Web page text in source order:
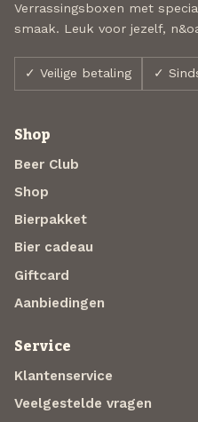
Verrassingsboxen met
smaak. Leuk voor jezelf,
✓ Veilige betaling ✓
Shop
Beer Club
Shop
Bierpakket
Bier cadeau
Giftcard
Aanbiedingen
Service
Klantenservice
Veelgestelde vragen